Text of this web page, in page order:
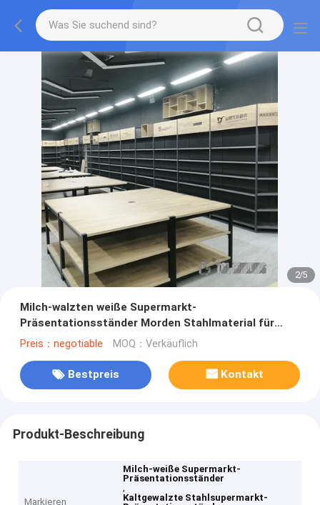
2/5
Milch-walzten weiße Supermarkt-
Präsentationsständer Morden Stahlmaterial für
Lebensmittelgeschäft kalt
Preis：negotiable MOQ：Verkäuflich
Bestpreis Kontakt
Produkt-Beschreibung
Markieren
Milch-weiße Supermarkt-
Präsentationsständer
,
Kaltgewalzte Stahlsupermarkt-